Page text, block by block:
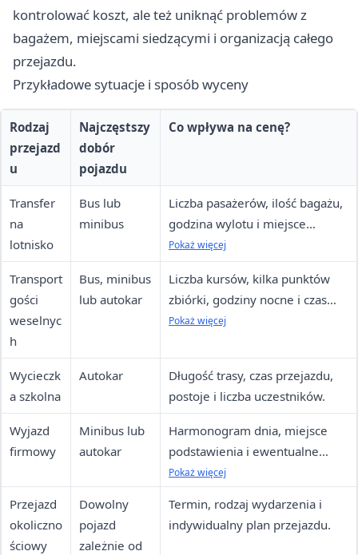
kontrolować koszt, ale też uniknąć problemów z
bagażem, miejscami siedzącymi i organizacją całego
przejazdu.
Przykładowe sytuacje i sposób wyceny
Rodzaj
przejazd
u
Najczęstszy
dobór
pojazdu
Co wpływa na cenę?
Transfer
na
lotnisko
Bus lub
minibus
Liczba pasażerów, ilość bagażu,
godzina wylotu i miejsce
odbioru.
Pokaż więcej
Transport
gości
weselnyc
h
Bus, minibus
lub autokar
Liczba kursów, kilka punktów
zbiórki, godziny nocne i czas
oczekiwania.
Pokaż więcej
Wycieczk
a szkolna
Autokar
Długość trasy, czas przejazdu,
postoje i liczba uczestników.
Wyjazd
firmowy
Minibus lub
autokar
Harmonogram dnia, miejsce
podstawienia i ewentualne
oczekiwanie kierowcy.
Pokaż więcej
Przejazd
okoliczno
ściowy
Dowolny
pojazd
zależnie od
Termin, rodzaj wydarzenia i
indywidualny plan przejazdu.